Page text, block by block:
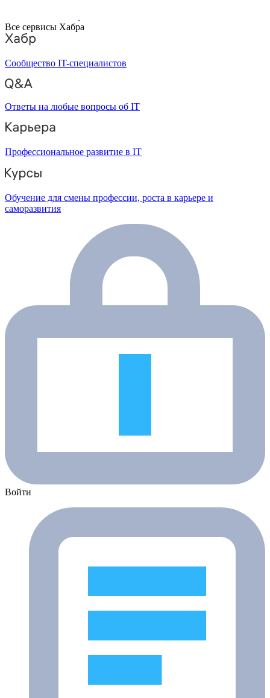
Все сервисы Хабра
Сообщество IT-специалистов
Ответы на любые вопросы об IT
Профессиональное развитие в IT
Обучение для смены профессии, роста в карьере и
саморазвития
Войти